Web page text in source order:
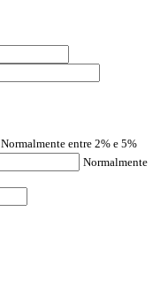
Normalmente entre 2% e 5%
Normalmente